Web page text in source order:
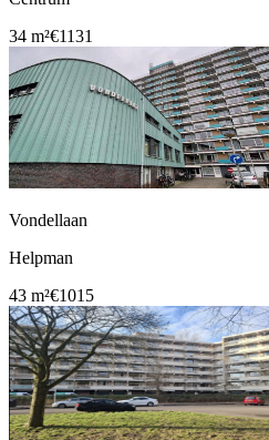
34 m²€1131
Vondellaan
Helpman
43 m²€1015